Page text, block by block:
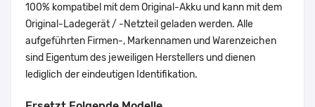
100% kompatibel mit dem Original-Akku und kann mit dem
Original-Ladegerät / -Netzteil geladen werden. Alle
aufgeführten Firmen-, Markennamen und Warenzeichen
sind Eigentum des jeweiligen Herstellers und dienen
lediglich der eindeutigen Identifikation.